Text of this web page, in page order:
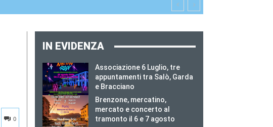
0
IN EVIDENZA
Associazione 6 Luglio, tre
appuntamenti tra Salò, Garda
e Bracciano
Brenzone, mercatino,
mercato e concerto al
tramonto il 6 e 7 agosto